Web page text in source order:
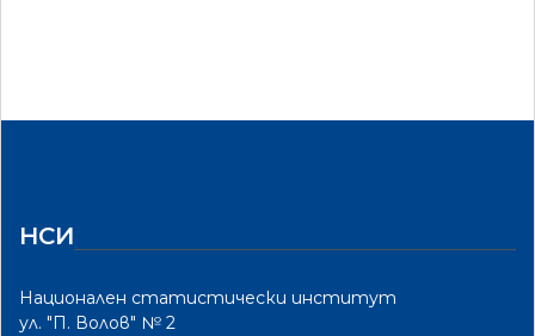
НСИ
Национален статистически институт
ул. "П. Волов" № 2